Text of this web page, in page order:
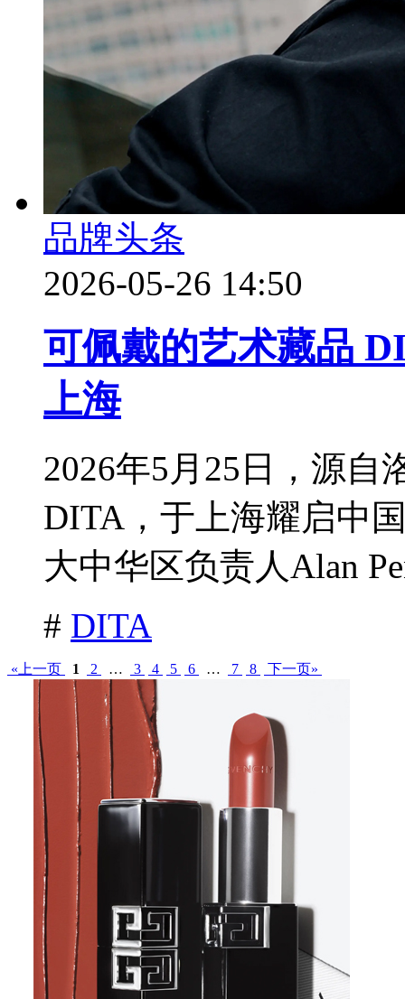
品牌头条
2026-05-26 14:50
可佩戴的艺术藏品
上海
2026年5月25日，源自
DITA，于上海耀启中
大中华区负责人Alan
# DITA
«上一页 1 2 … 3 4 5 6 … 7 8 下一页»